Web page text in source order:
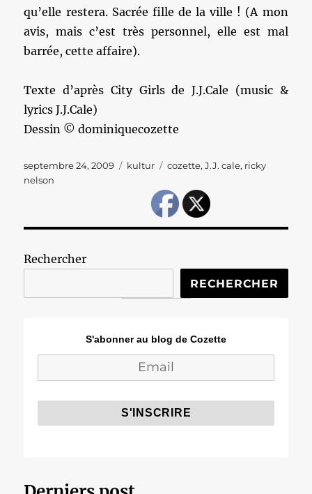
qu’elle restera. Sacrée fille de la ville ! (A mon
avis, mais c’est très personnel, elle est mal
barrée, cette affaire).
Texte d’après City Girls de J.J.Cale (music &
lyrics J.J.Cale)
Dessin © dominiquecozette
Publié
le
septembre 24, 2009 Catégories
kultur Étiquettes
cozette,J.J. cale, ricky
nelson
Rechercher
RECHERCHER
S'abonner au blog de Cozette